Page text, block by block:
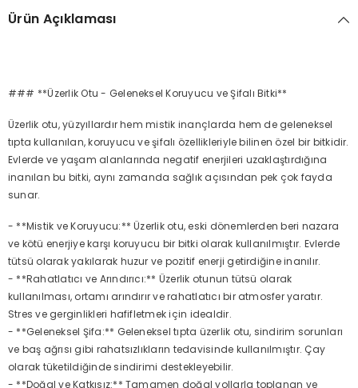
Ürün Açıklaması
### **Üzerlik Otu - Geleneksel Koruyucu ve Şifalı Bitki**
Üzerlik otu, yüzyıllardır hem mistik inançlarda hem de geleneksel
tıpta kullanılan, koruyucu ve şifalı özellikleriyle bilinen özel bir bitkidir.
Evlerde ve yaşam alanlarında negatif enerjileri uzaklaştırdığına
inanılan bu bitki, aynı zamanda sağlık açısından pek çok fayda
sunar.
- **Mistik ve Koruyucu:** Üzerlik otu, eski dönemlerden beri nazara
ve kötü enerjiye karşı koruyucu bir bitki olarak kullanılmıştır. Evlerde
tütsü olarak yakılarak huzur ve pozitif enerji getirdiğine inanılır.
- **Rahatlatıcı ve Arındırıcı:** Üzerlik otunun tütsü olarak
kullanılması, ortamı arındırır ve rahatlatıcı bir atmosfer yaratır.
Stres ve gerginlikleri hafifletmek için idealdir.
- **Geleneksel Şifa:** Geleneksel tıpta üzerlik otu, sindirim sorunları
ve baş ağrısı gibi rahatsızlıkların tedavisinde kullanılmıştır. Çay
olarak tüketildiğinde sindirimi destekleyebilir.
- **Doğal ve Katkısız:** Tamamen doğal yollarla toplanan ve